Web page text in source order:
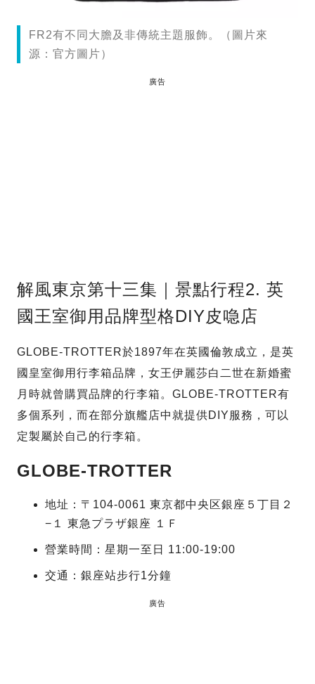
FR2有不同大膽及非傳統主題服飾。（圖片來
源：官方圖片）
廣告
解風東京第十三集｜景點行程2. 英
國王室御用品牌型格DIY皮喼店
GLOBE-TROTTER於1897年在英國倫敦成立，是英
國皇室御用行李箱品牌，女王伊麗莎白二世在新婚蜜
月時就曾購買品牌的行李箱。GLOBE-TROTTER有
多個系列，而在部分旗艦店中就提供DIY服務，可以
定製屬於自己的行李箱。
GLOBE-TROTTER
地址：〒104-0061 東京都中央区銀座５丁目２
−１ 東急プラザ銀座 １Ｆ
營業時間：星期一至日 11:00-19:00
交通：銀座站步行1分鐘
廣告